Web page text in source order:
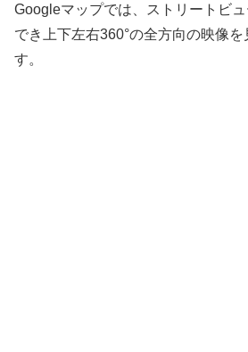
Googleマップでは、ストリートビ
でき上下左右360°の全方向の映像を
す。